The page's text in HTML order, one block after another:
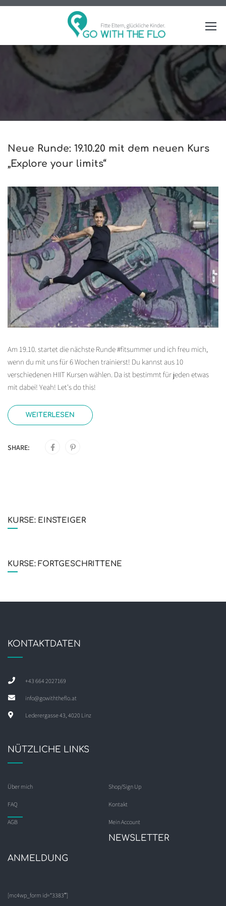
Neue Runde: 19.10.20 mit dem neuen Kurs
„Explore your limits“
Am 19.10. startet die nächste Runde #fitsummer und ich freu mich,
wenn du mit uns für 6 Wochen trainierst! Du kannst aus 10
verschiedenen HIIT Kursen wählen. Da ist bestimmt für jeden etwas
mit dabei! Yeah! Let's do this!
WEITERLESEN
SHARE:
KURSE: EINSTEIGER
KURSE: FORTGESCHRITTENE
KONTAKTDATEN
+43 664 2027169
info@gowiththeflo.at
Lederergasse 43, 4020 Linz
NÜTZLICHE LINKS
Über mich Shop/Sign Up
FAQ Kontakt
AGB Mein Account
NEWSLETTER
ANMELDUNG
[mc4wp_form id=“3383″]